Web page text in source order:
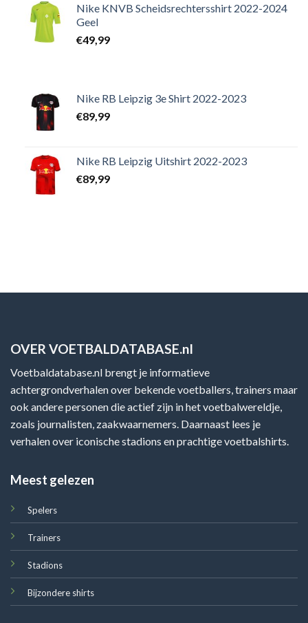
Nike KNVB Scheidsrechtersshirt 2022-2024
Geel
€49,99
Nike RB Leipzig 3e Shirt 2022-2023
€89,99
Nike RB Leipzig Uitshirt 2022-2023
€89,99
OVER VOETBALDATABASE.nl
Voetbaldatabase.nl brengt je informatieve
achtergrondverhalen over bekende voetballers, trainers maar
ook andere personen die actief zijn in het voetbalwereldje,
zoals journalisten, zaakwaarnemers. Daarnaast lees je
verhalen over iconische stadions en prachtige voetbalshirts.
Meest gelezen
Spelers
Trainers
Stadions
Bijzondere shirts